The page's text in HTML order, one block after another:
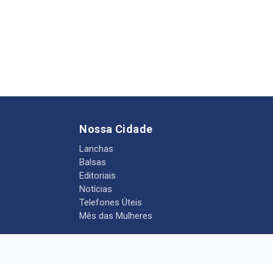
Nossa Cidade
Lanchas
Balsas
Editoriais
Notícias
Telefones Úteis
Mês das Mulheres